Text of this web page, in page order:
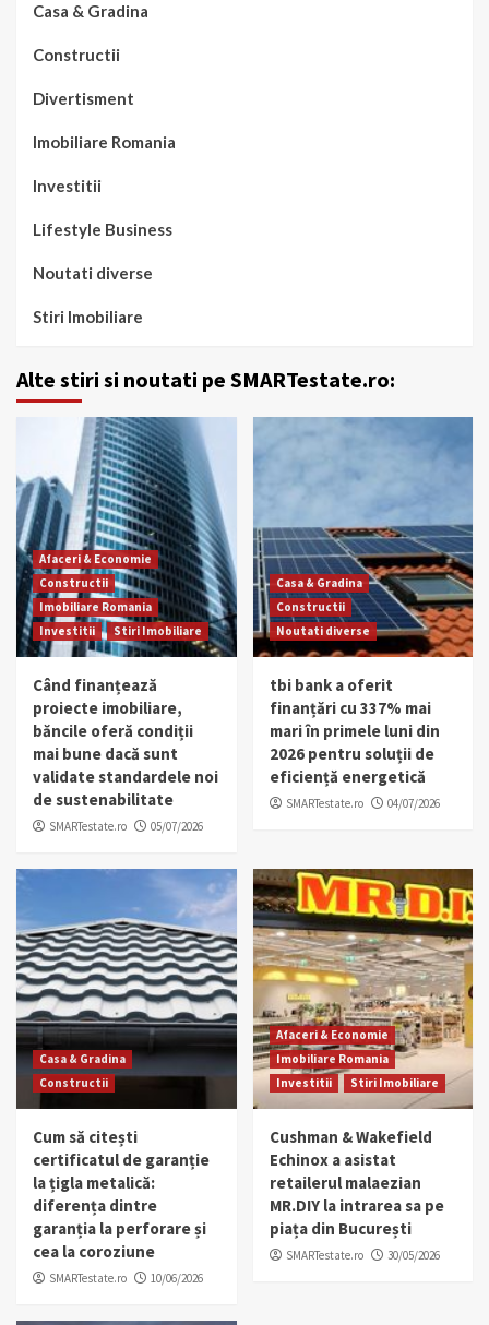
Casa & Gradina
Constructii
Divertisment
Imobiliare Romania
Investitii
Lifestyle Business
Noutati diverse
Stiri Imobiliare
Alte stiri si noutati pe SMARTestate.ro:
Afaceri & Economie
Constructii
Imobiliare Romania
Investitii
Stiri Imobiliare
Când finanțează
proiecte imobiliare,
băncile oferă condiții
mai bune dacă sunt
validate standardele noi
de sustenabilitate
SMARTestate.ro 05/07/2026
Casa & Gradina
Constructii
Noutati diverse
tbi bank a oferit
finanțări cu 337% mai
mari în primele luni din
2026 pentru soluții de
eficiență energetică
SMARTestate.ro 04/07/2026
Casa & Gradina
Constructii
Cum să citești
certificatul de garanție
la țigla metalică:
diferența dintre
garanția la perforare și
cea la coroziune
SMARTestate.ro 10/06/2026
Afaceri & Economie
Imobiliare Romania
Investitii
Stiri Imobiliare
Cushman & Wakefield
Echinox a asistat
retailerul malaezian
MR.DIY la intrarea sa pe
piața din București
SMARTestate.ro 30/05/2026